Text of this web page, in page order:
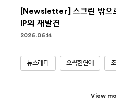
[Newsletter] 스크린 밖으
IP의 재발견
2026.06.14
뉴스레터 오싹한연애
View